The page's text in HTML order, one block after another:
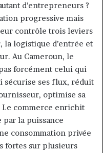
d’entrepreneurs ?
progressive mais
contrôle trois leviers
la logistique d’entrée et
Au Cameroun, le
forcément celui qui
sécurise ses flux, réduit
optimise sa
commerce enrichit
par la puissance
consommation privée
fortes sur plusieurs